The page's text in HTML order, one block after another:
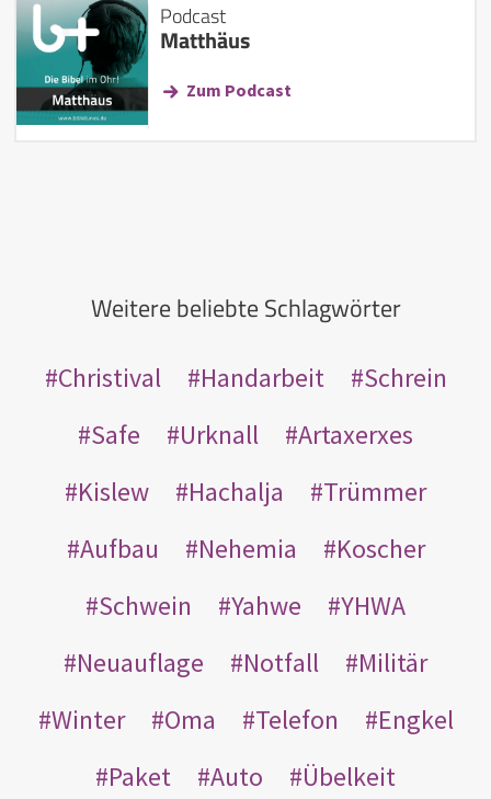
Podcast
Matthäus
Zum Podcast
Weitere beliebte Schlagwörter
Christival Handarbeit
Schrein
Safe
Urknall
Artaxerxes
Kislew
Hachalja
Trümmer
Aufbau
Nehemia
Koscher
Schwein
Yahwe
YHWA
Neuauflage
Notfall
Militär
Winter
Oma Telefon
Engkel
Paket
Auto
Übelkeit